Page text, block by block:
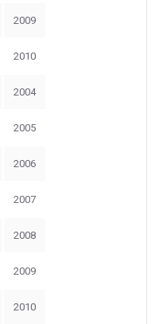
2009
2010
2004
2005
2006
2007
2008
2009
2010